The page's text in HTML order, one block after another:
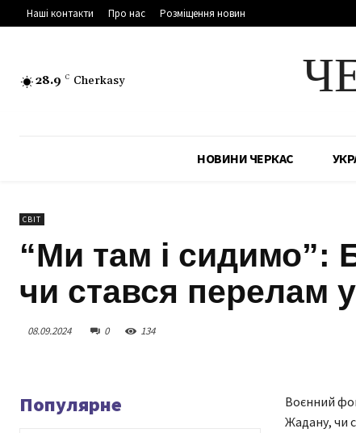
Наші контакти Про нас Розміщення новин
28.9 C Cherkasy
НОВИНИ ЧЕРКАС
СВІТ
“Ми там і сидимо”:
чи стався перелам у
08.09.2024 0 134
Популярне
Воєнний
Жадану, чи